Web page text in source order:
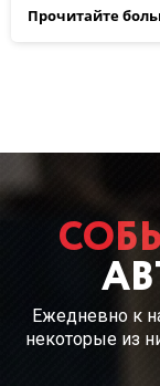
Прочитайте
Ежедневно к
некоторые из